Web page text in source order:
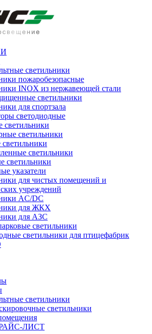
светильники
пожаробезопасные
INOX из нержавеющей стали
светильники
для спортзала
светодиодные
светильники
светильники
светильники
указатели
для чистых помещений и
учреждений
AC/DC
для ЖКХ
для АЗС
светильники
светильники для птицефабрик
светильники
светильники
ЛИСТ